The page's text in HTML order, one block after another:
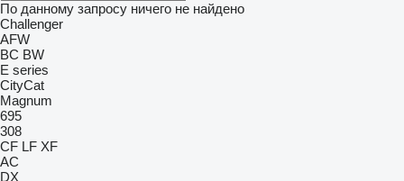
По данному запросу ничего не найдено
Challenger
AFW
BC BW
E series
CityCat
Magnum
695
308
CF LF XF
AC
DX